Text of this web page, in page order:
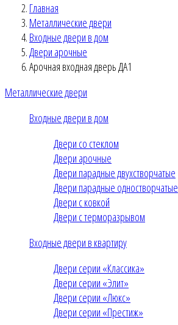
Главная
Металлические двери
Входные двери в дом
Двери арочные
Арочная входная дверь ДА1
Металлические двери
Входные двери в дом
Двери со стеклом
Двери арочные
Двери парадные двухстворчатые
Двери парадные одностворчатые
Двери с ковкой
Двери с терморазрывом
Входные двери в квартиру
Двери серии «Классика»
Двери серии «Элит»
Двери серии «Люкс»
Двери серии «Престиж»